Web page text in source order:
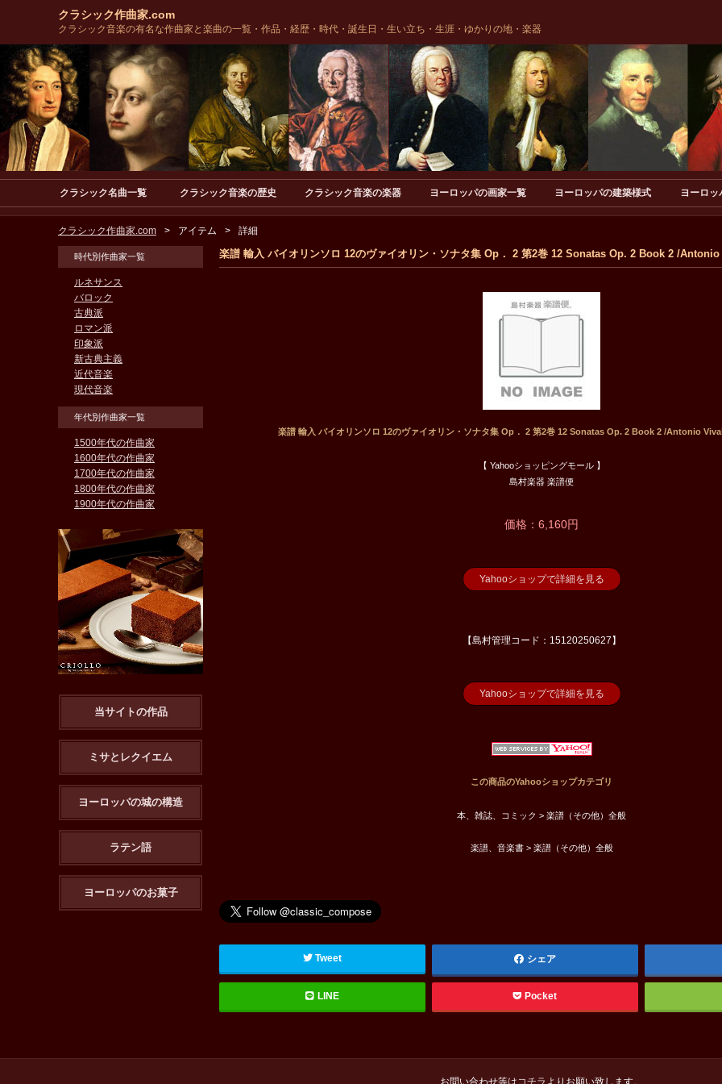
クラシック作曲家.com
クラシック音楽の有名な作曲家と楽曲の一覧・作品・経歴・時代・誕生日・生い立ち・生涯・ゆかりの地・楽器
クラシック名曲一覧 クラシック音楽の歴史 クラシック音楽の楽器 ヨーロッパの画家一覧 ヨーロッパの建築様式 ヨーロッ
クラシック作曲家.com アイテム 詳細
楽譜 輸入 バイオリンソロ 12のヴァイオリン・ソナタ集 Op． 2 第2巻 12 Sonatas Op. 2 Book 2 /
楽譜 輸入 バイオリンソロ 12のヴァイオリン・ソナタ集 Op． 2 第2巻 12 Sonatas Op. 2 Book 2 /Antonio
【 Yahooショッピングモール 】
島村楽器 楽譜便
価格：6,160円
Yahooショップで詳細を見る
【島村管理コード：15120250627】
Yahooショップで詳細を見る
この商品のYahooショップカテゴリ
本、雑誌、コミック > 楽譜（その他）全般
楽譜、音楽書 > 楽譜（その他）全般
Tweet シェア
LINE Pocket
時代別作曲家一覧
ルネサンス
バロック
古典派
ロマン派
印象派
新古典主義
近代音楽
現代音楽
年代別作曲家一覧
1500年代の作曲家
1600年代の作曲家
1700年代の作曲家
1800年代の作曲家
1900年代の作曲家
当サイトの作品
ミサとレクイエム
ヨーロッパの城の構造
ラテン語
ヨーロッパのお菓子
お問い合わせ等は コチラ よりお願い致します。